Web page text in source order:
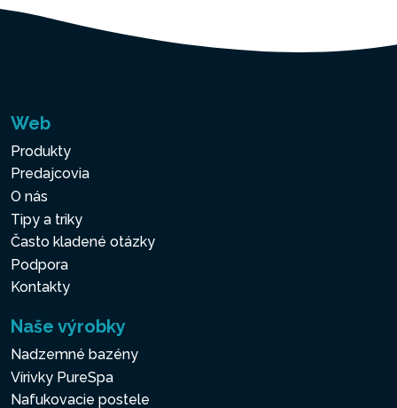
Web
Produkty
Predajcovia
O nás
Tipy a triky
Často kladené otázky
Podpora
Kontakty
Naše výrobky
Nadzemné bazény
Vírivky PureSpa
Nafukovacie postele